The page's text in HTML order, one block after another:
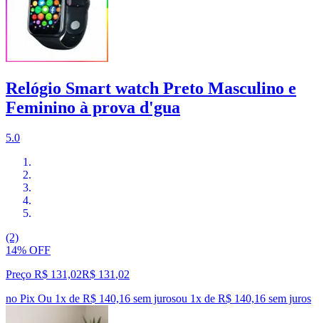
Relógio Smart watch Preto Masculino e
Feminino à prova d'gua
5.0
(2)
14% OFF
Preço R$ 131,02R$ 131 ,02
no Pix Ou 1x de R$ 140,16 sem jurosou 1x de R$ 140,16 sem juros